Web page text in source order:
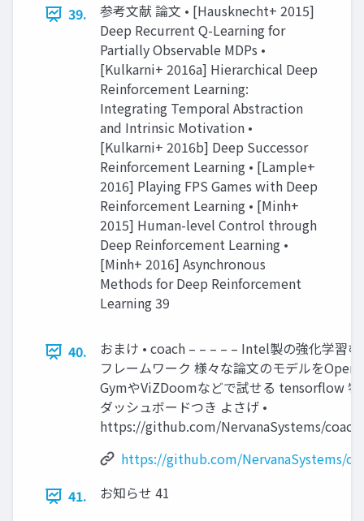
39.
参考⽂献 論⽂ • [Hausknecht+ 2015]
Deep Recurrent Q-Learning for
Partially Observable MDPs •
[Kulkarni+ 2016a] Hierarchical Deep
Reinforcement Learning:
Integrating Temporal Abstraction
and Intrinsic Motivation •
[Kulkarni+ 2016b] Deep Successor
Reinforcement Learning • [Lample+
2016] Playing FPS Games with Deep
Reinforcement Learning • [Minh+
2015] Human-level Control through
Deep Reinforcement Learning •
[Minh+ 2016] Asynchronous
Methods for Deep Reinforcement
Learning 39
40.
おまけ • coach – – – – – Intel製の強化学習
フレームワーク 様々な論⽂のモデルを
GymやViZDoomなどで試せる tensorflow 特
ダッシュボードつき よさげ •
https://github.com/NervanaSystems/coach
https://github.com/NervanaSystems/
41.
お知らせ 41